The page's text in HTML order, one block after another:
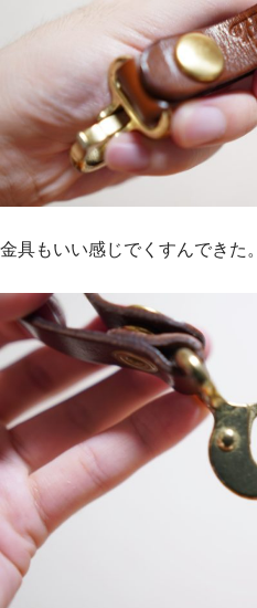
金具もいい感じでくすんできた。